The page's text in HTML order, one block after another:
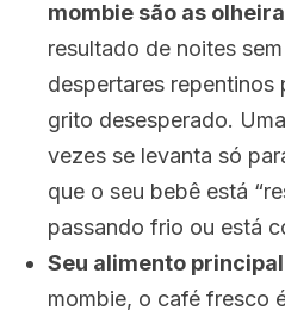
mombie são as
resultado de noites
despertares repentinos
grito desesperado.
vezes se levanta só
que o seu bebê está
passando frio ou está
Seu alimento principal
mombie, o café fresco